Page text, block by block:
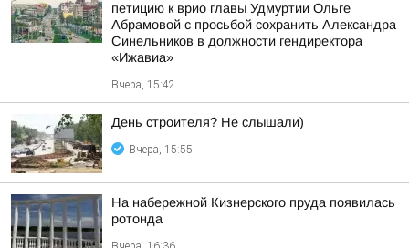
петицию к врио главы Удмуртии Ольге
Абрамовой с просьбой сохранить Александра
Синельников в должности гендиректора
«Ижавиа»
Вчера, 15:42
День строителя? Не слышали)
Вчера, 15:55
На набережной Кизнерского пруда появилась
ротонда